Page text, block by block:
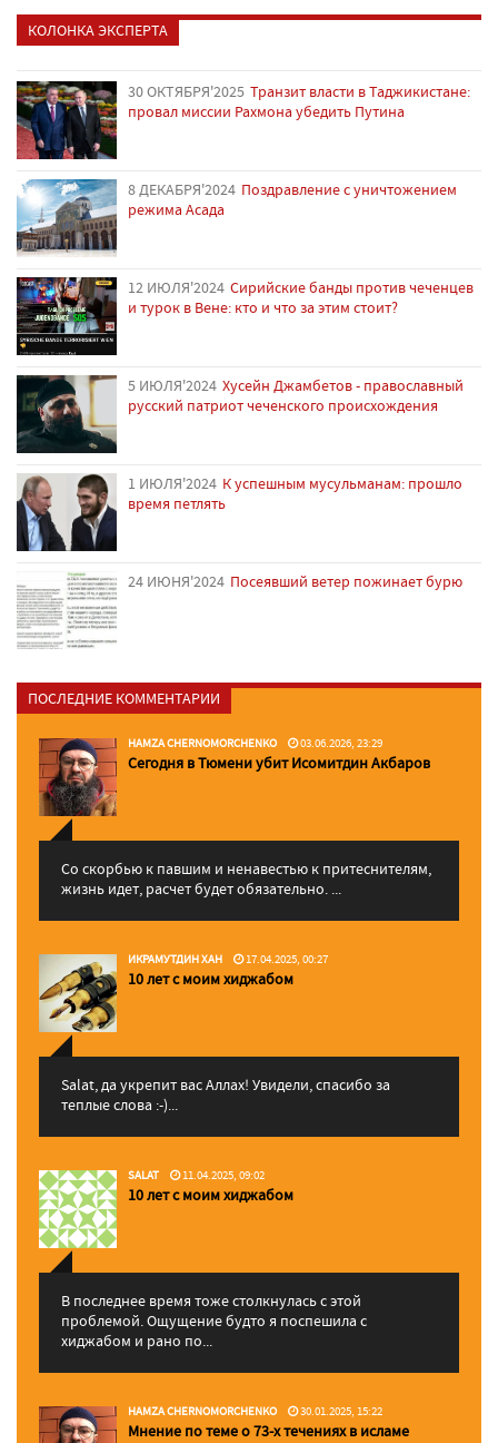
КОЛОНКА ЭКСПЕРТА
30 ОКТЯБРЯ'2025 Транзит власти в Таджикистане:
провал миссии Рахмона убедить Путина
8 ДЕКАБРЯ'2024 Поздравление с уничтожением
режима Асада
12 ИЮЛЯ'2024 Сирийские банды против чеченцев
и турок в Вене: кто и что за этим стоит?
5 ИЮЛЯ'2024 Хусейн Джамбетов - православный
русский патриот чеченского происхождения
1 ИЮЛЯ'2024 К успешным мусульманам: прошло
время петлять
24 ИЮНЯ'2024 Посеявший ветер пожинает бурю
ПОСЛЕДНИЕ КОММЕНТАРИИ
HAMZA CHERNOMORCHENKO 03.06.2026, 23:29
Сегодня в Тюмени убит Исомитдин Акбаров
Со скорбью к павшим и ненавестью к притеснителям,
жизнь идет, расчет будет обязательно. ...
ИКРАМУТДИН ХАН 17.04.2025, 00:27
10 лет с моим хиджабом
Salat, да укрепит вас Аллаx! Увидели, спасибо за
теплые слова :-)...
SALAT 11.04.2025, 09:02
10 лет с моим хиджабом
В последнее время тоже столкнулась с этой
проблемой. Ощущение будто я поспешила с
хиджабом и рано по...
HAMZA CHERNOMORCHENKO 30.01.2025, 15:22
Мнение по теме о 73-х течениях в исламе